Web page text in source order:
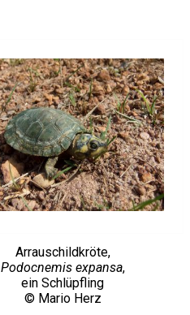
Arrauschildkröte,
Podocnemis expansa,
ein Schlüpfling
© Mario Herz